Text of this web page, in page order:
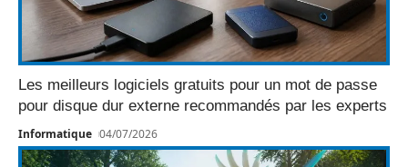
Les meilleurs logiciels gratuits pour un mot de passe
pour disque dur externe recommandés par les experts
Informatique 04/07/2026